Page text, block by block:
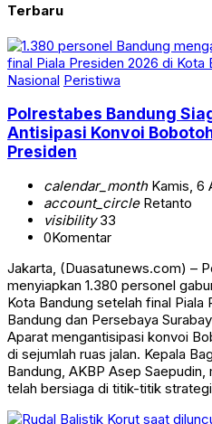
Terbaru
Nasional Peristiwa
Polrestabes Bandung
Antisipasi Konvoi
Presiden
calendar_monthKamis, 6
account_circleRetanto
visibility33
0Komentar
Jakarta, (Duasatunews.com) –
menyiapkan 1.380 personel
Kota Bandung setelah final Piala
Bandung dan Persebaya
Aparat mengantisipasi konvoi
di sejumlah ruas jalan. Kepala
Bandung, AKBP Asep
telah bersiaga di titik-titik